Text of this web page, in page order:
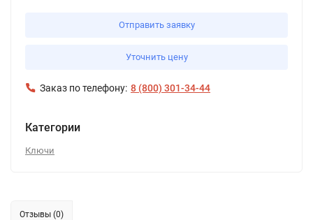
Отправить заявку
Уточнить цену
Заказ по телефону: 8 (800) 301-34-44
Категории
Ключи
Отзывы (0)